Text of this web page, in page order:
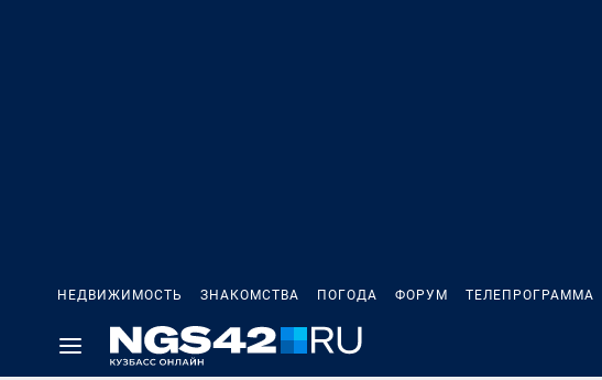
НЕДВИЖИМОСТЬ ЗНАКОМСТВА ПОГОДА ФОРУМ ТЕЛЕПРОГРАММА